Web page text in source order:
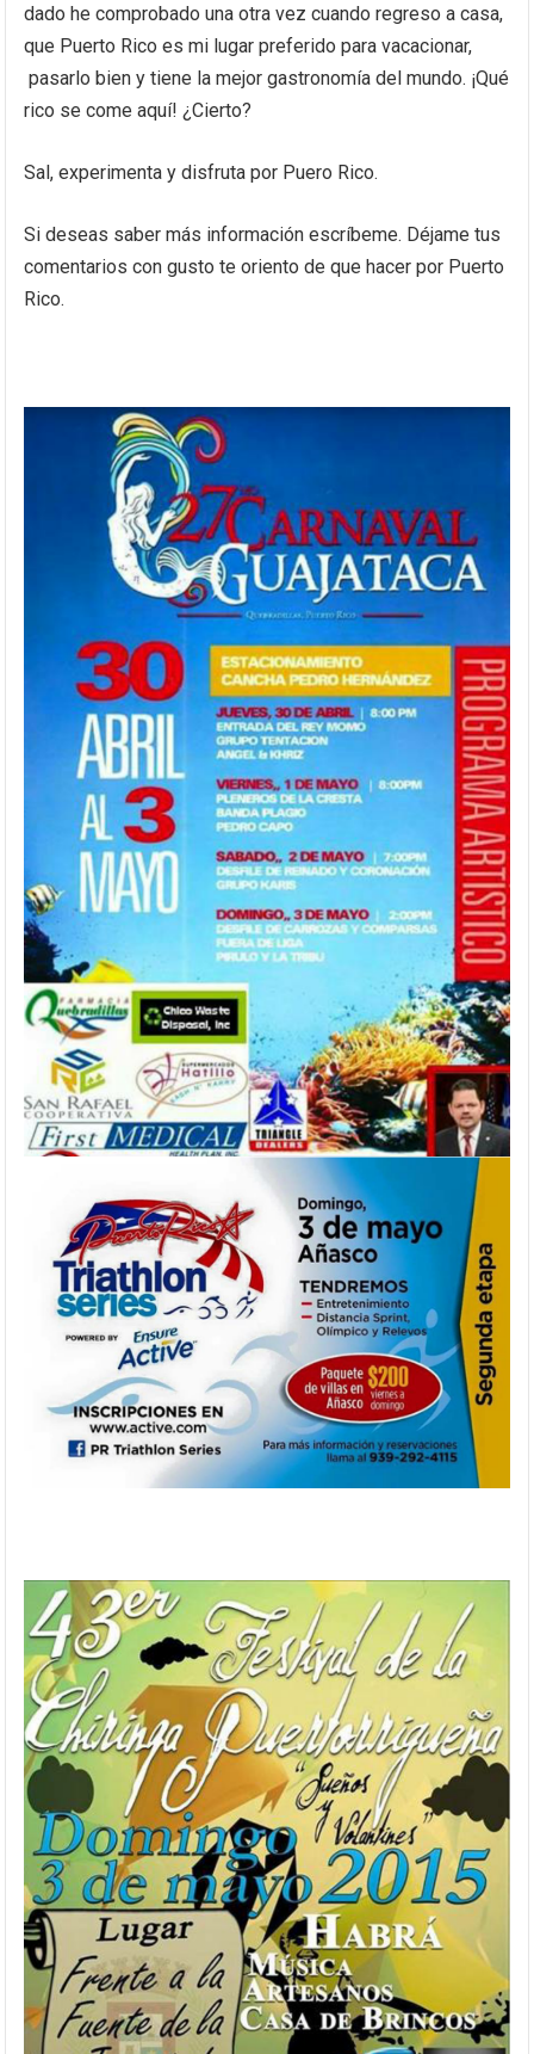
dado he comprobado una otra vez cuando regreso a casa,
que Puerto Rico es mi lugar preferido para vacacionar,
pasarlo bien y tiene la mejor gastronomía del mundo. ¡Qué
rico se come aquí! ¿Cierto?
Sal, experimenta y disfruta por Puero Rico.
Si deseas saber más información escríbeme. Déjame tus
comentarios con gusto te oriento de que hacer por Puerto
Rico.